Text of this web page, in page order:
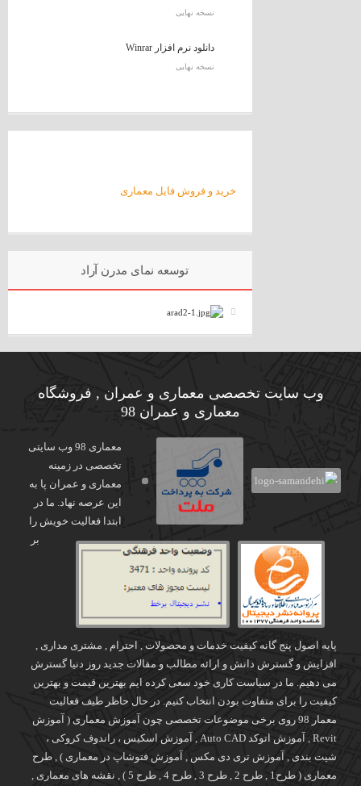
نسخه نهایی
دانلود نرم افزار Winrar
نسخه نهایی
خرید و فروش فایل معماری
توسعه نمای مدرن آراد
وب سایت تخصصی معماری و عمران , فروشگاه
معماری و عمران 98
معماری 98 وب سایتی
تخصصی در زمینه
معماری و عمران پا به
این عرصه نهاد. ما در
ابتدا فعالیت خویش را
بر
پایه اصول پنج گانه کیفیت خدمات و محصولات , احترام , مشتری مداری ,
افزایش و گسترش دانش و ارائه مطالب و مقالات جدید روز دنیا گسترش
می دهیم. ما در سیاست کاری خود سعی کرده ایم بهترین قیمت و بهترین
کیفیت را برای متفاوت بودن انتخاب کنیم. در حال حاظر طیف فعالیت
معمار 98 روی برخی موضوعات تخصصی چون آموزش معماری ( آموزش
Revit , آموزش اتوکد Auto CAD , آموزش اسکیس ، راندوف کروکی ،
شیت بندی , آموزش تری دی مکس , آموزش فتوشاپ در معماری ) , طرح
معماری ( طرح1 , طرح 2 , طرح 3 , طرح 4 , طرح 5 ) , نقشه های معماری ,